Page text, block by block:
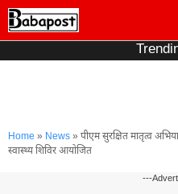
Skip
to
Home » News» पीएम सुरक्षित मातृत्व
स्वास्थ्य शिविर आयोजित
---